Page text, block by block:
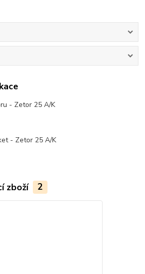
- Zetor 25 A/K
- Zetor 25 A/K
zboží 2